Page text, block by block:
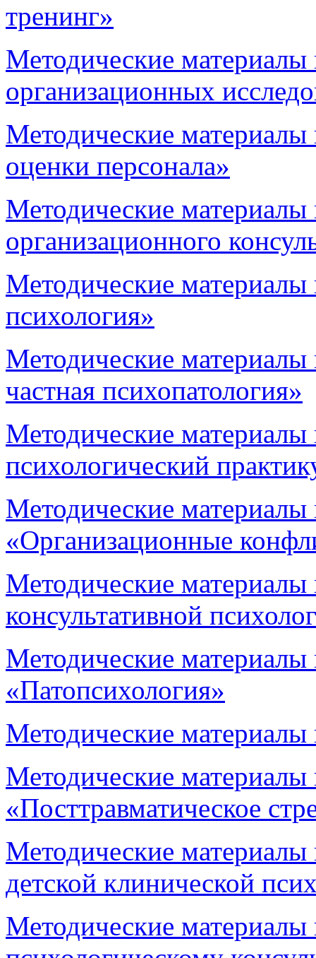
тренинг»
Методические
организационных
Методические
оценки персонала»
Методические
организационного
Методические
психология»
Методические
частная психопатология»
Методические
психологический
Методические
«Организационные
Методические
консультативной
Методические
«Патопсихология»
Методические
Методические
«Посттравматическое
Методические
детской клинической
Методические